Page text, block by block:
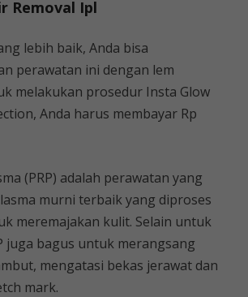
Removal Ipl
lebih baik, Anda bisa
perawatan ini dengan lem
melakukan prosedur Insta Glow
Anda harus membayar Rp
(PRP) adalah perawatan yang
murni terbaik yang diproses
meremajakan kulit. Selain untuk
juga bagus untuk merangsang
mengatasi bekas jerawat dan
mark.